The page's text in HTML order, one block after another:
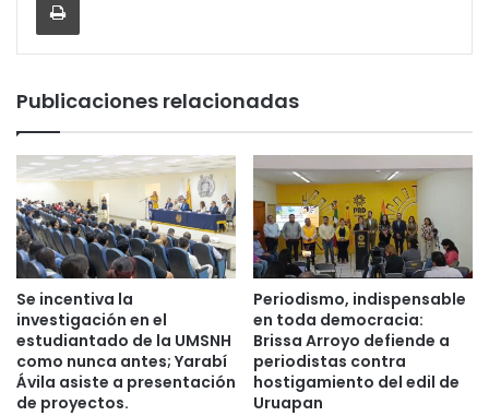
Publicaciones relacionadas
Se incentiva la
investigación en el
estudiantado de la UMSNH
como nunca antes; Yarabí
Ávila asiste a presentación
de proyectos.
Periodismo, indispensable
en toda democracia:
Brissa Arroyo defiende a
periodistas contra
hostigamiento del edil de
Uruapan